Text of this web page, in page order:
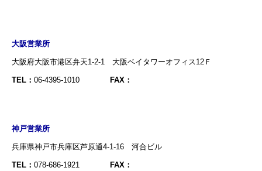
大阪営業所
大阪府大阪市港区弁天1-2-1 大阪ベイタワーオフィス12Ｆ
TEL： 06-4395-1010 FAX：
神戸営業所
兵庫県神戸市兵庫区芦原通4-1-16 河合ビル
TEL： 078-686-1921 FAX：